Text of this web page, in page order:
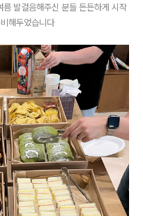
발걸음해주신 분들 든든하게 시작
해두었습니다